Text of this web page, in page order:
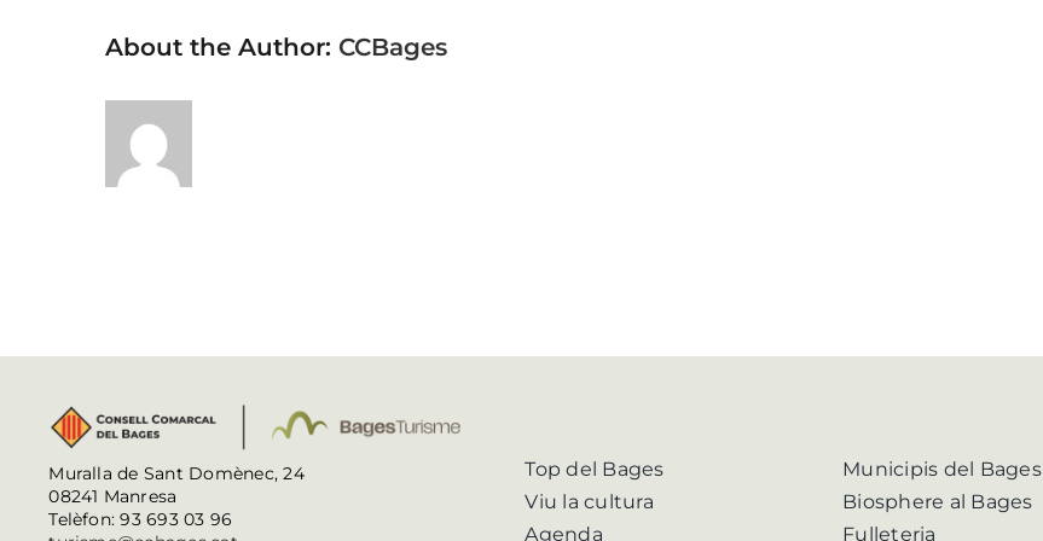
About the Author: CCBages
Muralla de Sant Domènec, 24
08241 Manresa
Telèfon: 93 693 03 96
Top del Bages
Viu la cultura
Agenda
Municipis del Bages
Biosphere al Bages
Fulleteria